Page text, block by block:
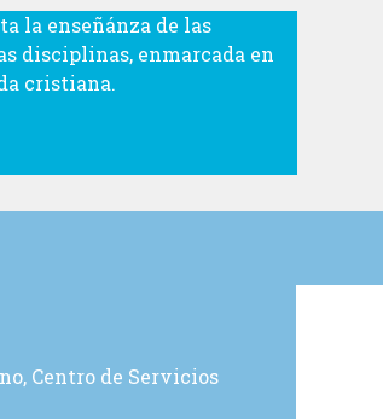
la enseñánza de las
disciplinas, enmarcada en
cristiana.
Centro de Servicios